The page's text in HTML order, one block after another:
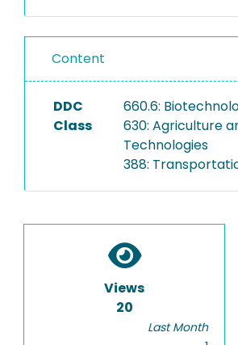
Content
DDC
Class
660.6:
630: Agriculture
Technologies
388:
Views
20
Last Month